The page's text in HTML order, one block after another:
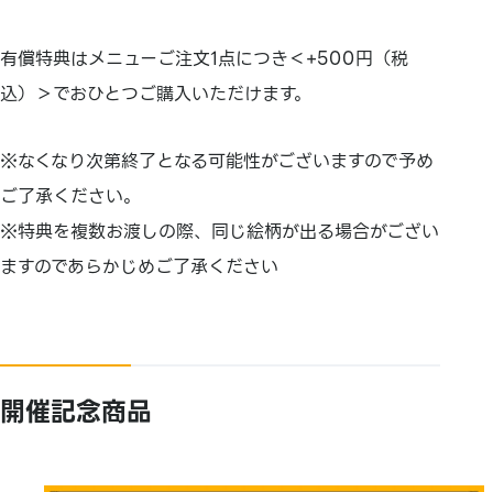
有償特典はメニューご注文1点につき＜+500円（税
込）＞でおひとつご購入いただけます。
※なくなり次第終了となる可能性がございますので予め
ご了承ください。
※特典を複数お渡しの際、同じ絵柄が出る場合がござい
ますのであらかじめご了承ください
開催記念商品